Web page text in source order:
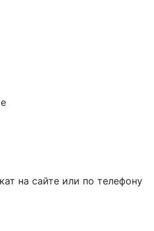
на сайте или по телефону